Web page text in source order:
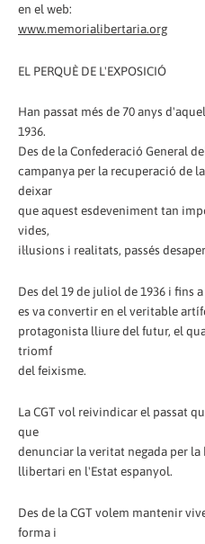
en el web:
www.memorialibertaria.org
EL PERQUÈ DE L'EXPOSICIÓ
Han passat més de 70 anys
1936.
Des de la Confederació General
campanya per la recuperació de
deixar
que aquest esdeveniment tan
vides,
il·lusions i realitats, passés
Des del 19 de juliol de 1936 i fins
es va convertir en el veritable
protagonista lliure del futur, el
triomf
del feixisme.
La CGT vol reivindicar el passat
que
denunciar la veritat negada per
llibertari en l'Estat espanyol.
Des de la CGT volem mantenir
forma i